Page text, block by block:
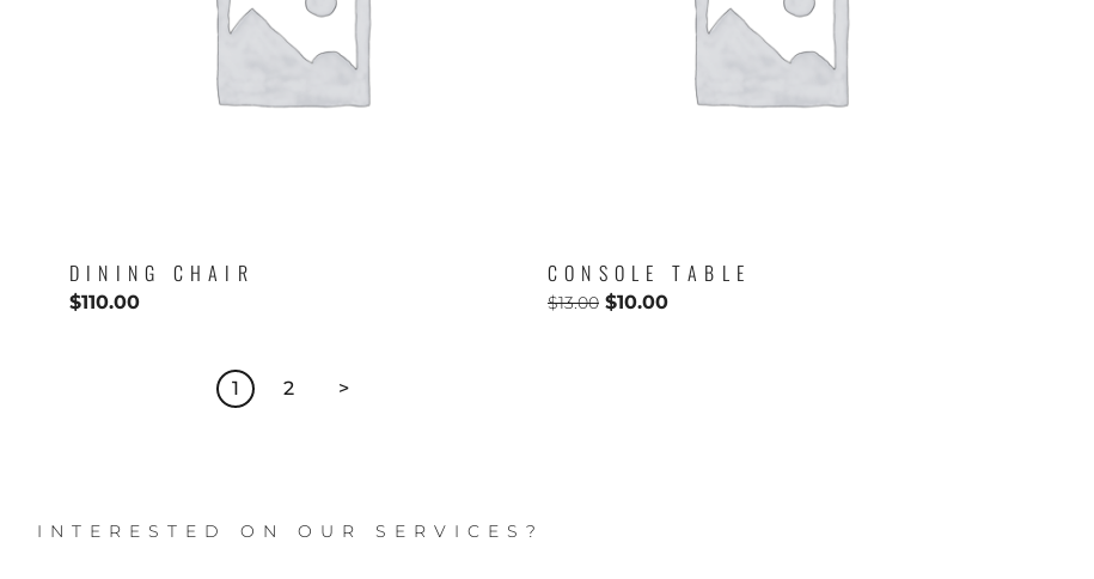
DINING CHAIR
$110.00
CONSOLE TABLE
$13.00 $10.00
1 2 >
INTERESTED ON OUR SERVICES?